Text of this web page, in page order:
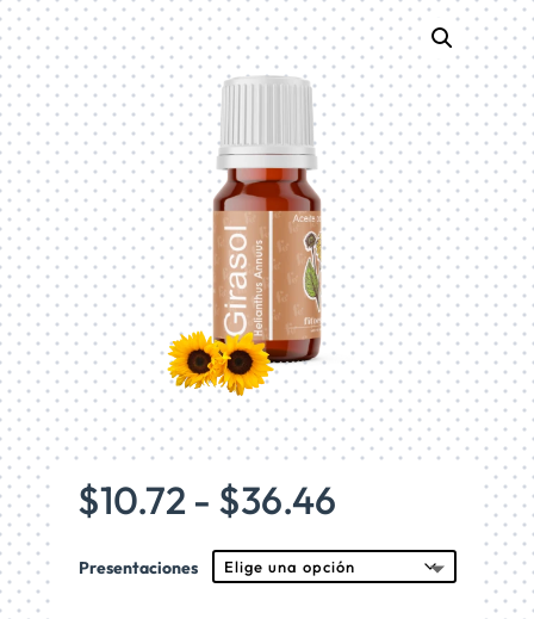
$10.72 - $36.46Rango
precios:
desde
Presentaciones